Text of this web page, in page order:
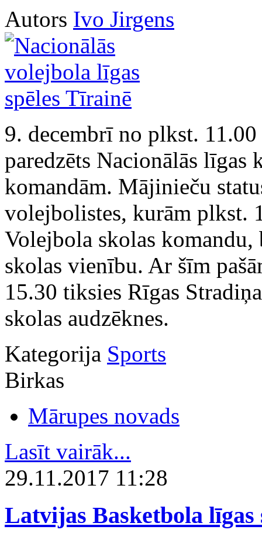
Autors Ivo Jirgens
9. decembrī no plkst.
paredzēts Nacionālās līgas
komandām. Mājinieču
volejbolistes, kurām plkst.
Volejbola skolas komandu,
skolas vienību. Ar šīm
15.30 tiksies Rīgas
skolas audzēknes.
Kategorija Sports
Birkas
Mārupes novads
Lasīt vairāk...
29.11.2017 11:28
Latvijas Basketbola līgas